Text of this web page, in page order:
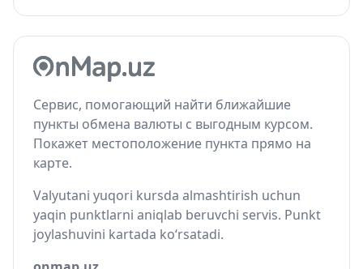
Сервис, помогающий найти ближайшие
пункты обмена валюты с выгодным курсом.
Покажет местоположение пункта прямо на
карте.
Valyutani yuqori kursda almashtirish uchun
yaqin punktlarni aniqlab beruvchi servis. Punkt
joylashuvini kartada ko‘rsatadi.